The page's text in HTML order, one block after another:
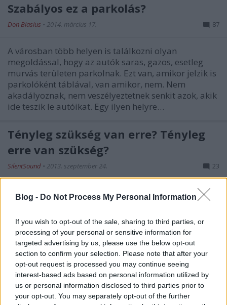
Blog - Do Not Process My Personal Information
If you wish to opt-out of the sale, sharing to third parties, or
processing of your personal or sensitive information for
targeted advertising by us, please use the below opt-out
section to confirm your selection. Please note that after your
opt-out request is processed you may continue seeing
interest-based ads based on personal information utilized by
us or personal information disclosed to third parties prior to
your opt-out. You may separately opt-out of the further
Szabályos ez a parkolás?
Don Blasius • 2014. március 17. 87
A városban több helyen is találkozni olyan
megoldással, hogy az autók saras, gazos, esetleg
murvás területen parkolnak. Ezt van, amikor jelzik is
parkolóként táblával, van amikor, nem. Nem
akadályoznak, nem veszélyeztetnek senkit azok, akik
ide teszik le autóikat. Egy ilyen helyre…
Tényleg szükség van erre? Tényleg
erre van szükség?
SilentSound • 2013. szeptember 24. 23
A sajtóban és médiában sok hír szólt róla, hogy meg
lesz szórva új szabálytalanságot figyelő kamerákkal
közlekedésbiztonsági szempontból, nem az ebből
származó bevétel miatt. Tothos már enélkül is
ráfaragott arra, hogy forgalom…
Négy oktatóm volt eddig...
Don Blasius 2013. április 19.